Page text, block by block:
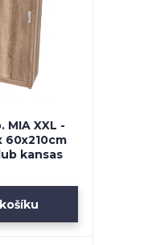
MIA XXL -
60x210cm
kansas